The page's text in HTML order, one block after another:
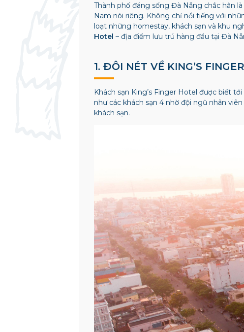
Thành phố đáng sống Đà Nẵng chắc hẳn
Nam nói riêng. Không chỉ nổi tiếng với
loạt những homestay, khách sạn và khu
Hotel – địa điểm lưu trú hàng đầu tại Đà
1. ĐÔI NÉT VỀ KING’S
Khách sạn King’s Finger Hotel được biết
như các khách sạn 4 nhờ đội ngũ nhân
khách sạn.